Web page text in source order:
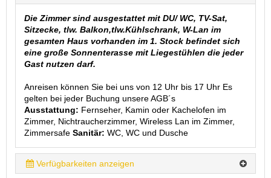
Die Zimmer sind ausgestattet mit DU/ WC, TV-Sat,
Sitzecke, tlw. Balkon,tlw.Kühlschrank, W-Lan im
gesamten Haus vorhanden im 1. Stock befindet sich
eine große Sonnenterasse mit Liegestühlen die jeder
Gast nutzen darf.
Anreisen können Sie bei uns von 12 Uhr bis 17 Uhr Es
gelten bei jeder Buchung unsere AGB´s
Ausstattung: Fernseher, Kamin oder Kachelofen im
Zimmer, Nichtraucherzimmer, Wireless Lan im Zimmer,
Zimmersafe Sanitär: WC, WC und Dusche
Verfügbarkeiten anzeigen